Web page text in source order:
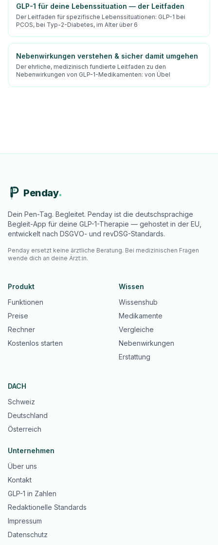
GLP-1 für deine Lebenssituation — der Leitfaden
Der Leitfaden für spezifische Lebenssituationen: GLP-1 bei
PCOS, bei Typ-2-Diabetes, im Alter über 6
Nebenwirkungen verstehen & sicher damit umgehen
Der ehrliche, medizinisch fundierte Leitfaden zu den
Nebenwirkungen von GLP-1-Medikamenten: von Übel
Penday
Dein Pen-Tag. Begleitet. Penday ist die deutschsprachige
Begleit-App für deine GLP-1-Therapie — gehostet in der EU,
entwickelt nach DSGVO- und revDSG-Standards.
Penday ersetzt keine ärztliche Beratung. Bei medizinischen Fragen
wende dich an deine Ärzt:in.
Produkt
Funktionen
Preise
Rechner
Kostenlos starten
Wissen
Wissenshub
Medikamente
Vergleiche
Nebenwirkungen
Erstattung
DACH
Schweiz
Deutschland
Österreich
Unternehmen
Über uns
Kontakt
GLP-1 in Zahlen
Redaktionelle Standards
Impressum
Datenschutz